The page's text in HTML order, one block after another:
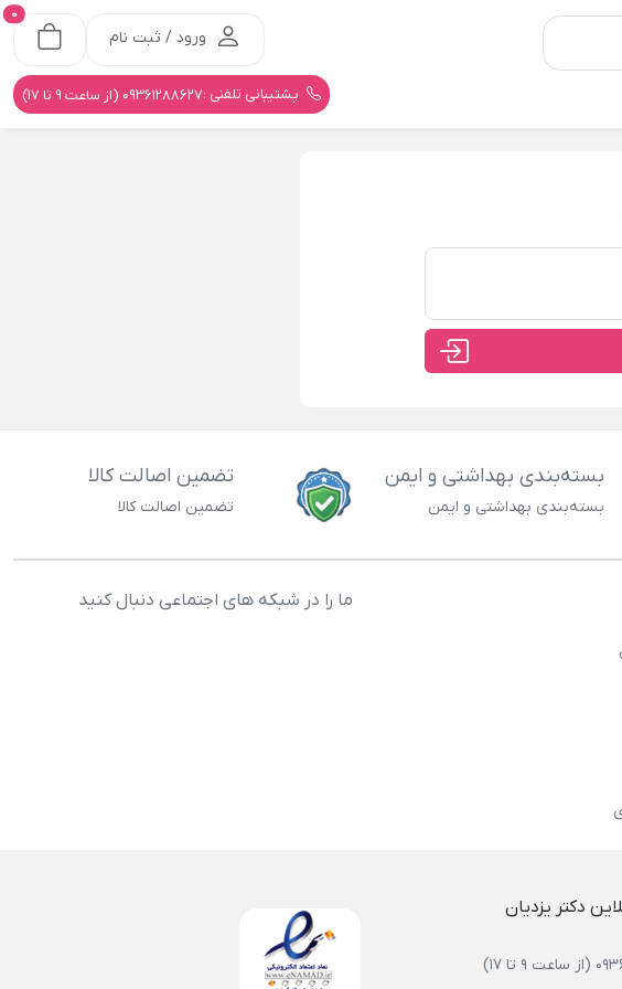
ورود / ثبت نام
0
پشتیبانی تلفنی :09361288627 (از ساعت 9 تا 17)
بسته‌بندی بهداشتی و ایمن
بسته‌بندی بهداشتی و ایمن
تضمین اصالت کالا
تضمین اصالت کالا
ما را در شبکه های اجتماعی دنبال کنید
دکتر یزدیان
9 تا 17)